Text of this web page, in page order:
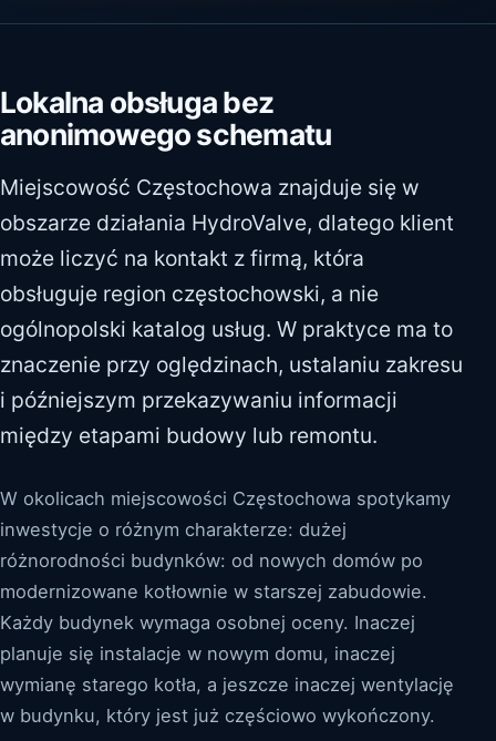
Lokalna obsługa bez
anonimowego schematu
Miejscowość Częstochowa znajduje się w
obszarze działania HydroValve, dlatego klient
może liczyć na kontakt z firmą, która
obsługuje region częstochowski, a nie
ogólnopolski katalog usług. W praktyce ma to
znaczenie przy oględzinach, ustalaniu zakresu
i późniejszym przekazywaniu informacji
między etapami budowy lub remontu.
W okolicach miejscowości Częstochowa spotykamy
inwestycje o różnym charakterze: dużej
różnorodności budynków: od nowych domów po
modernizowane kotłownie w starszej zabudowie.
Każdy budynek wymaga osobnej oceny. Inaczej
planuje się instalacje w nowym domu, inaczej
wymianę starego kotła, a jeszcze inaczej wentylację
w budynku, który jest już częściowo wykończony.